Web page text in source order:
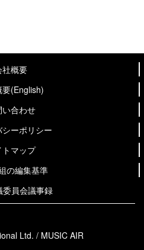
社概要
(English)
い合わせ
ーポリシー
トマップ
の編集基準
委員会議事録
Ltd. / MUSIC AIR